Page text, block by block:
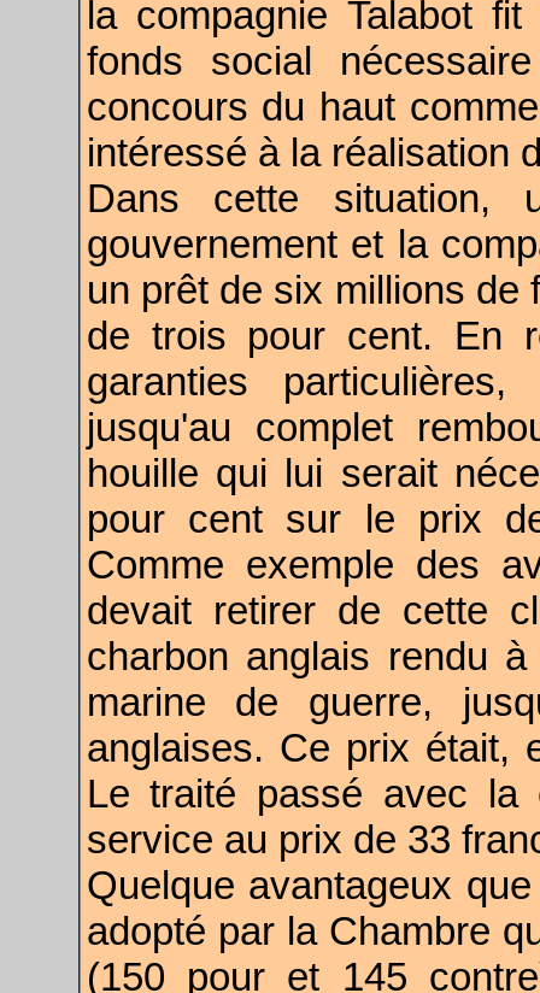
la compagnie Talabot
fonds social
concours du haut
intéressé à la réalisation
Dans cette
gouvernement et la
un prêt de six millions de
de trois pour cent. En
garanties
jusqu'au complet
houille qui lui serait
pour cent sur le prix
Comme exemple des
devait retirer de cette
charbon anglais rendu
marine de guerre,
anglaises. Ce prix était,
Le traité passé avec la
service au prix de 33
Quelque avantageux
adopté par la Chambre
(150 pour et 145